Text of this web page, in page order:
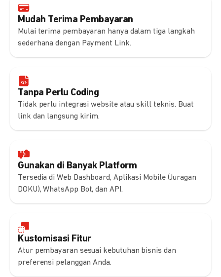
Mudah Terima Pembayaran
Mulai terima pembayaran hanya dalam tiga langkah
sederhana dengan Payment Link.
Tanpa Perlu Coding
Tidak perlu integrasi website atau skill teknis. Buat
link dan langsung kirim.
Gunakan di Banyak Platform
Tersedia di Web Dashboard, Aplikasi Mobile (Juragan
DOKU), WhatsApp Bot, dan API.
Kustomisasi Fitur
Atur pembayaran sesuai kebutuhan bisnis dan
preferensi pelanggan Anda.